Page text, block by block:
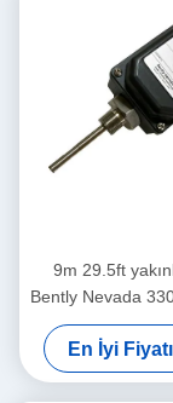
9m 29.5ft
Bently Nevada
0-03-02
Transducer
En İyi